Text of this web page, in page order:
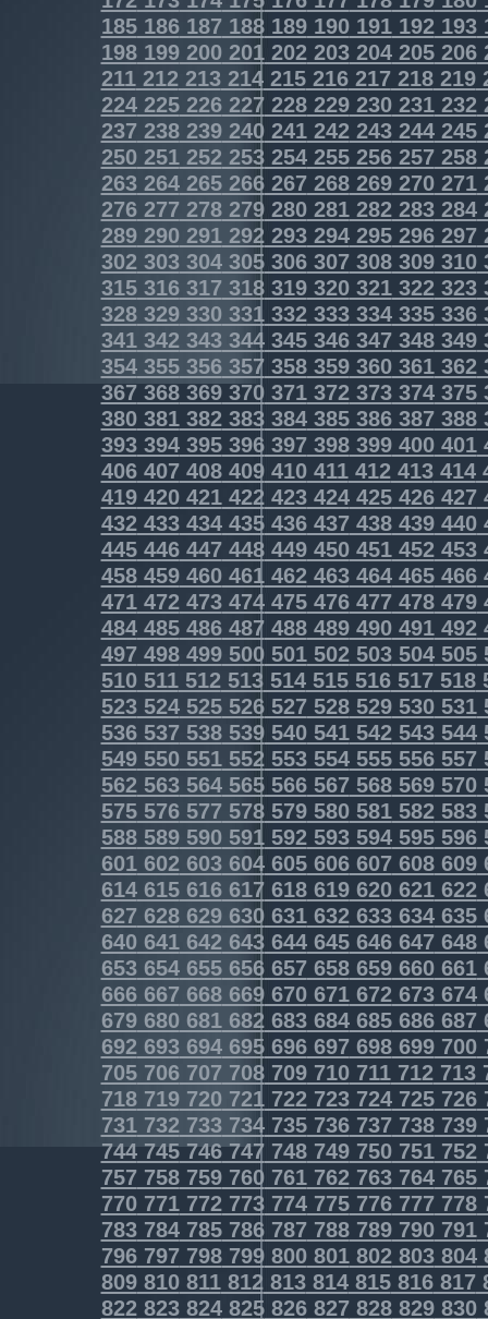
185186187 188189190191192193
198199200201202203204205206
211212213214215216217218219
224225226227228229230231232
237 238239240241242243244245
250251252253254255256257258
263264265266267268269270271
276277 278279280281282283284
289290 291292293294295296297
302303304305306307308309310
315316317 318319320321322323
328329330 331332333334335336
341342343344345346347348349
354355356357358359360361362
367368369370371372373374375
380381382383384385386387388
393394395396397398399400401
406407408409410411412413414
419420421422423424425426427
432433434435436437438439440
445446447448449450451452453
458459460461462463464465466
471472473474475476477478479
484485486487488489490491492
497498499500501502503504505
510511512513514515516517518
523524525526527528529530531
536537 538539540541542543544
549550551552553554555556557
562563564565566567568569570
575576577 578579580581582583
588589590591592593594595596
601602603604605606607608609
614615616617618619620621622
627 628629630631632633634635
640641642643644645646647648
653654655656657658659660661
666667 668669670671672673674
679680 681682683684685686687
692693694695696697698699700
705706707 708709710711712713
718719720 721722723724725726
731732733734735736737738739
744745746747748749750751752
757758759760761762763764765
770771772773774775776777778
783784785786787788789790791
796797798799800801802803804
809810811812813814815816817
822823824825826827828829830